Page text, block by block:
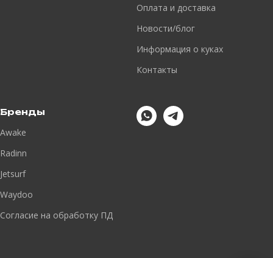
Оплата и доставка
Новости/блог
Информация о куках
Контакты
Бренды
Awake
Radinn
Jetsurf
Waydoo
Согласие на обработку ПД